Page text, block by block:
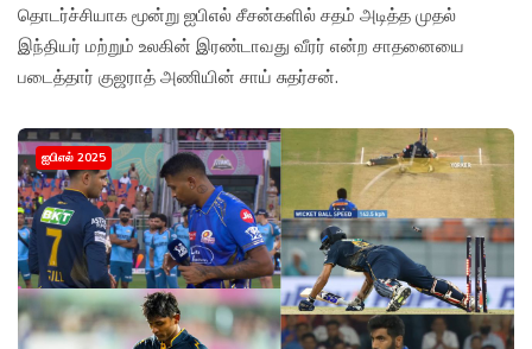
தொடர்ச்சியாக மூன்று ஐபிஎல் சீசன்களில் சதம் அடித்த முதல்
இந்தியர் மற்றும் உலகின் இரண்டாவது வீரர் என்ற சாதனையை
படைத்தார் குஜராத் அணியின் சாய் சுதர்சன்.
ஐபிஎல் 2025